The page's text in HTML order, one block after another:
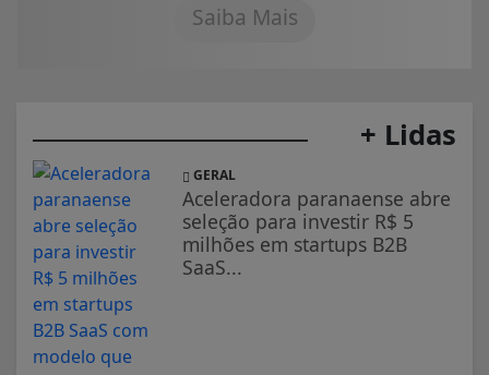
Saiba Mais
+ Lidas
GERAL
Aceleradora paranaense abre
seleção para investir R$ 5
milhões em startups B2B
SaaS...